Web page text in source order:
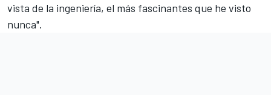
vista de la ingeniería, el más fascinantes que he visto
nunca".